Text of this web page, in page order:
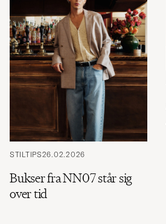
STILTIPS26.02.2026
Bukser fra NN07 står sig
over tid